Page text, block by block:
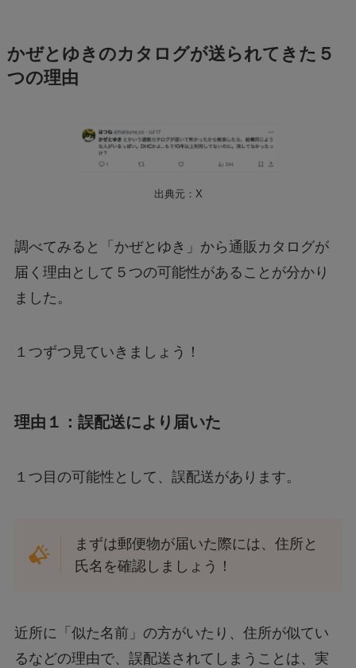
かぜとゆきのカタログが送られてきた５
つの理由
出典元：X
調べてみると「かぜとゆき」から通販カタログが
届く理由として５つの可能性があることが分かり
ました。
１つずつ見ていきましょう！
理由１：誤配送により届いた
１つ目の可能性として、誤配送があります。
まずは郵便物が届いた際には、住所と
氏名を確認しましょう！
近所に「似た名前」の方がいたり、住所が似てい
るなどの理由で、誤配送されてしまうことは、実